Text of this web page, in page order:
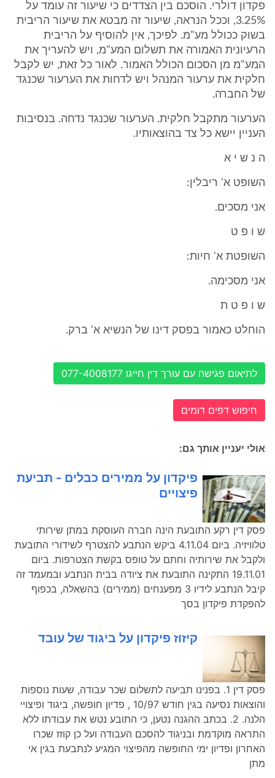
פקדון דולרי. הוסכם בין הצדדים כי שיעור זה עומד על
3.25%, וככל הנראה, שיעור זה מבטא את שיעור הריבית
בשוק ככולל מע"מ. לפיכך, אין להוסיף על הריבית
הרעיונית האמורה את תשלום המע"מ, ויש להעריך את
המע"מ מן הסכום הכולל האמור. לאור כל זאת, יש לקבל
חלקית את ערעור המנהל ויש לדחות את הערעור שכנגד
של החברה.
הערעור מתקבל חלקית. הערעור שכנגד נדחה. בנסיבות
העניין יישא כל צד בהוצאותיו.
ה נ ש י א
השופט א' ריבלין:
אני מסכים.
ש ו פ ט
השופטת א' חיות:
אני מסכימה.
ש ו פ ט ת
הוחלט כאמור בפסק דינו של הנשיא א' ברק.
לתיאום פגישה עם עורך דין חייגו 077-4008177
חיפוש דפים דומים
אולי יעניין אותך גם:
פיקדון על ממירים כבלים - תביעת
פיצויים
פסק דין רקע התובעת הינה חברה העוסקת במתן שירותי
טלוויזיה. ביום 4.11.04 ביקש הנתבע להצטרף לשידורי התובעת
ולקבל את שירותיה וחתם על טופס בקשת הצטרפות. ביום
19.11.01 התקינה התובעת את ציודה בבית הנתבע ובמעמד זה
קיבל הנתבע לידיו 3 מפענחים (ממירים) בהשאלה, בכפוף
להפקדת פיקדון בסך
קיזוז פיקדון על ביגוד של עובד
פסק דין 1. בפנינו תביעה לתשלום שכר עבודה, שעות נוספות
והוצאות נסיעה בגין חודש 10/97 , פדיון חופשה, ביגוד ופיצויי
הלנה. 2. בכתב ההגנה נטען, כי התובע נטש את עבודתו ללא
התראה מוקדמת ובניגוד להסכם העבודה ועל כן קוזז שכרו
האחרון ופדיון ימי החופשה מהפיצוי המגיע לנתבעת בגין אי
מתן